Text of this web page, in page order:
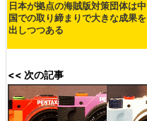
日本が拠点の海賊版対策団体は中
国での取り締まりで大きな成果を
出しつつある
<< 次の記事